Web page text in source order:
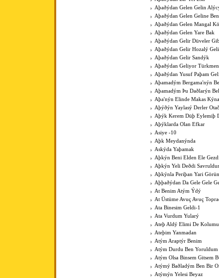
Aþaðýdan Gelen Gelin
Aþaðýdan Gelen Geline
Aþaðýdan Gelen Mangal
Aþaðýdan Gelen Yare Bak
Aþaðýdan Gelir Düveler
Aþaðýdan Gelir Hozalý
Aþaðýdan Gelir Sandýk
Aþaðýdan Geliyor
Aþaðýdan Yusuf Paþam
Aþamadým Bergama'nýn
Aþamadým Þu Daðlarýn
Aþa'nýn Elinde Makas
Aþýðýn Yaylasý Derler
Aþýk Kerem Düþ Eylemiþ
Aþýklarda Olan Efkar
Asiye -10
Aþk Meydanýnda
Askýda Yaþamak
Aþkýn Beni Elden Ele
Aþkýn Yeli Deðdi
Aþkýnla Periþan Yari
Aþþaðýdan Da Gele Gele
At Benim Atým Ýdý
At Üstüme Avuç Avuç
Ata Binesim Geldi-1
Ata Vurdum Yularý
Ateþ Aldý Elimi De Kolumu
Ateþim Yanmadan
Atým Araptýr Benim
Atým Durdu Ben Yoruldum
Atým Olsa Binsem Gitsem
Atýmý Baðladým Ben Bir
Atýmýn Yelesi Beyaz